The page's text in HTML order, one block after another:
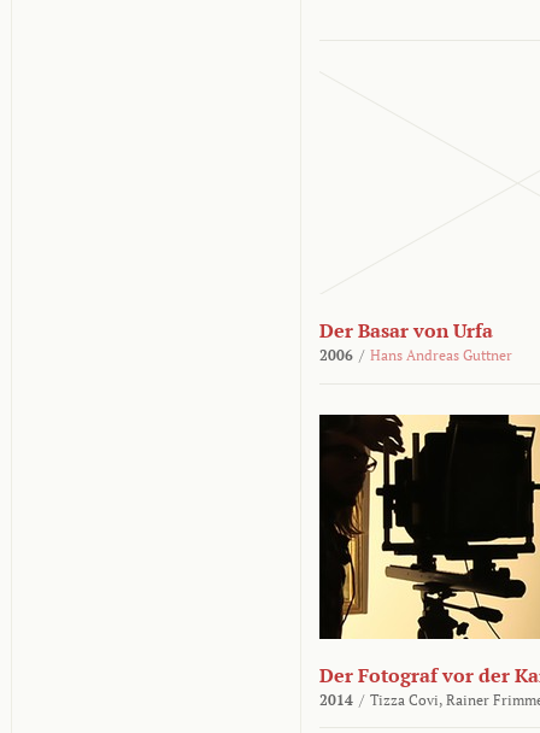
Der Basar von Urfa
2006 / Hans Andreas Guttner
Der Fotograf vor der
2014 / Tizza Covi, Rainer